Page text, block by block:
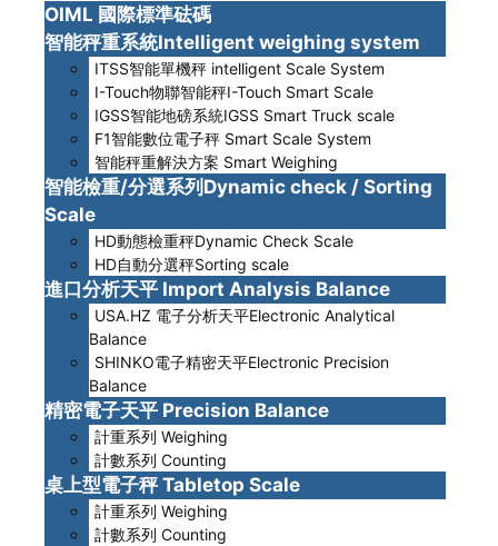
OIML 國際標準砝碼
智能秤重系統Intelligent weighing system
ITSS智能單機秤 intelligent Scale System
I-Touch物聯智能秤I-Touch Smart Scale
IGSS智能地磅系統IGSS Smart Truck scale
F1智能數位電子秤 Smart Scale System
智能秤重解決方案 Smart Weighing
智能檢重/分選系列Dynamic check / Sorting
Scale
HD動態檢重秤Dynamic Check Scale
HD自動分選秤Sorting scale
進口分析天平 Import Analysis Balance
USA.HZ 電子分析天平Electronic Analytical
Balance
SHINKO電子精密天平Electronic Precision
Balance
精密電子天平 Precision Balance
計重系列 Weighing
計數系列 Counting
桌上型電子秤 Tabletop Scale
計重系列 Weighing
計數系列 Counting